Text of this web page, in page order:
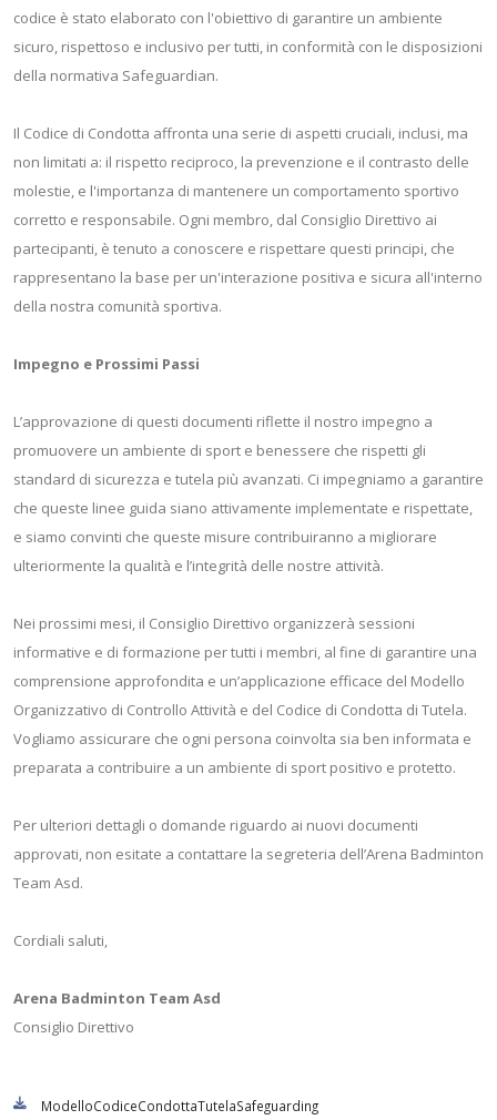
codice è stato elaborato con l'obiettivo di garantire un ambiente
sicuro, rispettoso e inclusivo per tutti, in conformità con le disposizioni
della normativa Safeguardian.
Il Codice di Condotta affronta una serie di aspetti cruciali, inclusi, ma
non limitati a: il rispetto reciproco, la prevenzione e il contrasto delle
molestie, e l'importanza di mantenere un comportamento sportivo
corretto e responsabile. Ogni membro, dal Consiglio Direttivo ai
partecipanti, è tenuto a conoscere e rispettare questi principi, che
rappresentano la base per un'interazione positiva e sicura all'interno
della nostra comunità sportiva.
Impegno e Prossimi Passi
L’approvazione di questi documenti riflette il nostro impegno a
promuovere un ambiente di sport e benessere che rispetti gli
standard di sicurezza e tutela più avanzati. Ci impegniamo a garantire
che queste linee guida siano attivamente implementate e rispettate,
e siamo convinti che queste misure contribuiranno a migliorare
ulteriormente la qualità e l’integrità delle nostre attività.
Nei prossimi mesi, il Consiglio Direttivo organizzerà sessioni
informative e di formazione per tutti i membri, al fine di garantire una
comprensione approfondita e un’applicazione efficace del Modello
Organizzativo di Controllo Attività e del Codice di Condotta di Tutela.
Vogliamo assicurare che ogni persona coinvolta sia ben informata e
preparata a contribuire a un ambiente di sport positivo e protetto.
Per ulteriori dettagli o domande riguardo ai nuovi documenti
approvati, non esitate a contattare la segreteria dell’Arena Badminton
Team Asd.
Cordiali saluti,
Arena Badminton Team Asd
Consiglio Direttivo
ModelloCodiceCondottaTutelaSafeguarding